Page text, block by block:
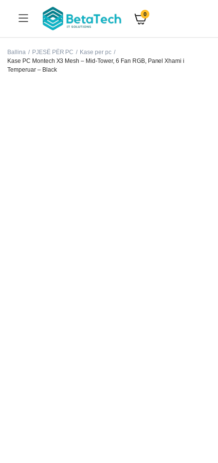
0
Ballina PJESË PËR PC
Kase per pc
Kase PC Montech X3 Mesh – Mid-Tower, 6 Fan RGB, Panel Xhami i
Temperuar – Black